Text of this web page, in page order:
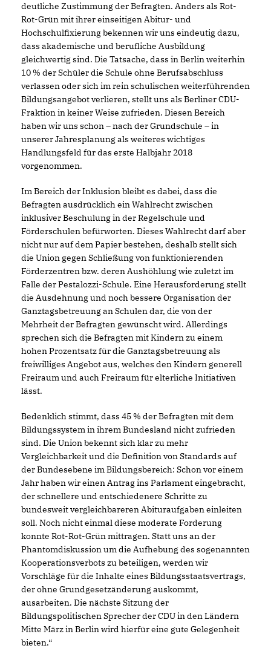
deutliche Zustimmung der Befragten. Anders als Rot-
Rot-Grün mit ihrer einseitigen Abitur- und
Hochschulfixierung bekennen wir uns eindeutig dazu,
dass akademische und berufliche Ausbildung
gleichwertig sind. Die Tatsache, dass in Berlin weiterhin
10 % der Schüler die Schule ohne Berufsabschluss
verlassen oder sich im rein schulischen weiterführenden
Bildungsangebot verlieren, stellt uns als Berliner CDU-
Fraktion in keiner Weise zufrieden. Diesen Bereich
haben wir uns schon – nach der Grundschule – in
unserer Jahresplanung als weiteres wichtiges
Handlungsfeld für das erste Halbjahr 2018
vorgenommen.
Im Bereich der Inklusion bleibt es dabei, dass die
Befragten ausdrücklich ein Wahlrecht zwischen
inklusiver Beschulung in der Regelschule und
Förderschulen befürworten. Dieses Wahlrecht darf aber
nicht nur auf dem Papier bestehen, deshalb stellt sich
die Union gegen Schließung von funktionierenden
Förderzentren bzw. deren Aushöhlung wie zuletzt im
Falle der Pestalozzi-Schule. Eine Herausforderung stellt
die Ausdehnung und noch bessere Organisation der
Ganztagsbetreuung an Schulen dar, die von der
Mehrheit der Befragten gewünscht wird. Allerdings
sprechen sich die Befragten mit Kindern zu einem
hohen Prozentsatz für die Ganztagsbetreuung als
freiwilliges Angebot aus, welches den Kindern generell
Freiraum und auch Freiraum für elterliche Initiativen
lässt.
Bedenklich stimmt, dass 45 % der Befragten mit dem
Bildungssystem in ihrem Bundesland nicht zufrieden
sind. Die Union bekennt sich klar zu mehr
Vergleichbarkeit und die Definition von Standards auf
der Bundesebene im Bildungsbereich: Schon vor einem
Jahr haben wir einen Antrag ins Parlament eingebracht,
der schnellere und entschiedenere Schritte zu
bundesweit vergleichbareren Abituraufgaben einleiten
soll. Noch nicht einmal diese moderate Forderung
konnte Rot-Rot-Grün mittragen. Statt uns an der
Phantomdiskussion um die Aufhebung des sogenannten
Kooperationsverbots zu beteiligen, werden wir
Vorschläge für die Inhalte eines Bildungsstaatsvertrags,
der ohne Grundgesetzänderung auskommt,
ausarbeiten. Die nächste Sitzung der
Bildungspolitischen Sprecher der CDU in den Ländern
Mitte März in Berlin wird hierfür eine gute Gelegenheit
bieten.“